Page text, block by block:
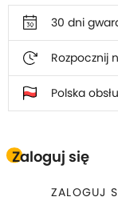
Zaloguj się
ZALOGUJ
30 dni
Rozpocznij
Polska
Odkryj
Python